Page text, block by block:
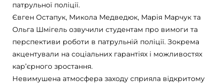
патрульної поліції.
Євген Остапук, Микола Медведюк, Марія Марчук та
Ольга Шмігель озвучили студентам про вимоги та
перспективи роботи в патрульній поліції. Зокрема
акцентували на соціальних гарантіях і можливостях
кар’єрного зростання.
Невимушена атмосфера заходу сприяла відкритому